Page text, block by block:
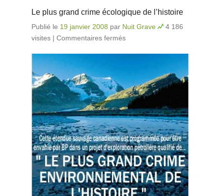
Le plus grand crime écologique de l’histoire
Publié le 19 janvier 2008 par Nuit Grave
4 186
visites | Commentaires fermés